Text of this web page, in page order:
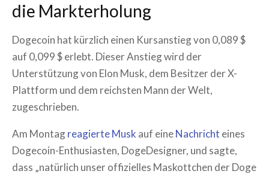
die Markterholung
Dogecoin hat kürzlich einen Kursanstieg von 0,089 $
auf 0,099 $ erlebt. Dieser Anstieg wird der
Unterstützung von Elon Musk, dem Besitzer der X-
Plattform und dem reichsten Mann der Welt,
zugeschrieben.
Am Montagreagierte Musk auf eineNachricht eines
Dogecoin-Enthusiasten, DogeDesigner, und sagte,
dass „natürlich unser offizielles Maskottchen der Doge